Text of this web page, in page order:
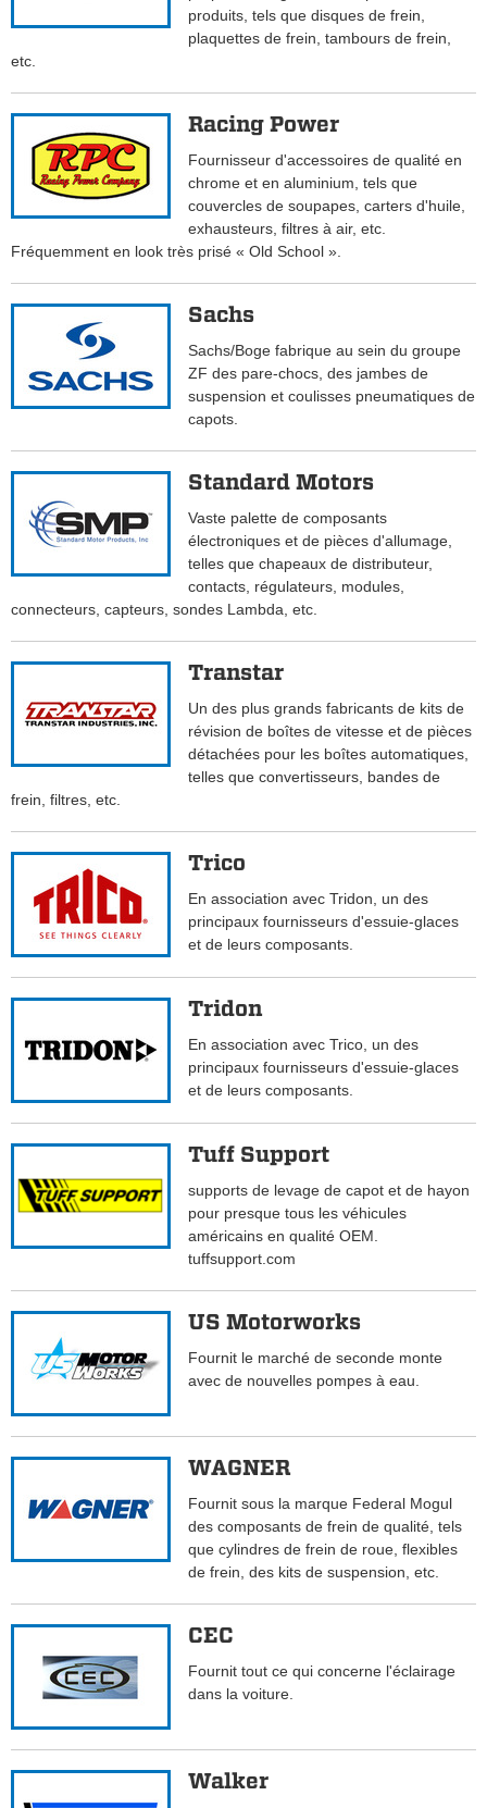
produits, tels que disques de frein,
plaquettes de frein, tambours de frein,
etc.
Racing Power
Fournisseur d'accessoires de qualité en
chrome et en aluminium, tels que
couvercles de soupapes, carters d'huile,
exhausteurs, filtres à air, etc.
Fréquemment en look très prisé « Old School ».
Sachs
Sachs/Boge fabrique au sein du groupe
ZF des pare-chocs, des jambes de
suspension et coulisses pneumatiques de
capots.
Standard Motors
Vaste palette de composants
électroniques et de pièces d'allumage,
telles que chapeaux de distributeur,
contacts, régulateurs, modules,
connecteurs, capteurs, sondes Lambda, etc.
Transtar
Un des plus grands fabricants de kits de
révision de boîtes de vitesse et de pièces
détachées pour les boîtes automatiques,
telles que convertisseurs, bandes de
frein, filtres, etc.
Trico
En association avec Tridon, un des
principaux fournisseurs d'essuie-glaces
et de leurs composants.
Tridon
En association avec Trico, un des
principaux fournisseurs d'essuie-glaces
et de leurs composants.
Tuff Support
supports de levage de capot et de hayon
pour presque tous les véhicules
américains en qualité OEM.
tuffsupport.com
US Motorworks
Fournit le marché de seconde monte
avec de nouvelles pompes à eau.
WAGNER
Fournit sous la marque Federal Mogul
des composants de frein de qualité, tels
que cylindres de frein de roue, flexibles
de frein, des kits de suspension, etc.
CEC
Fournit tout ce qui concerne l'éclairage
dans la voiture.
Walker